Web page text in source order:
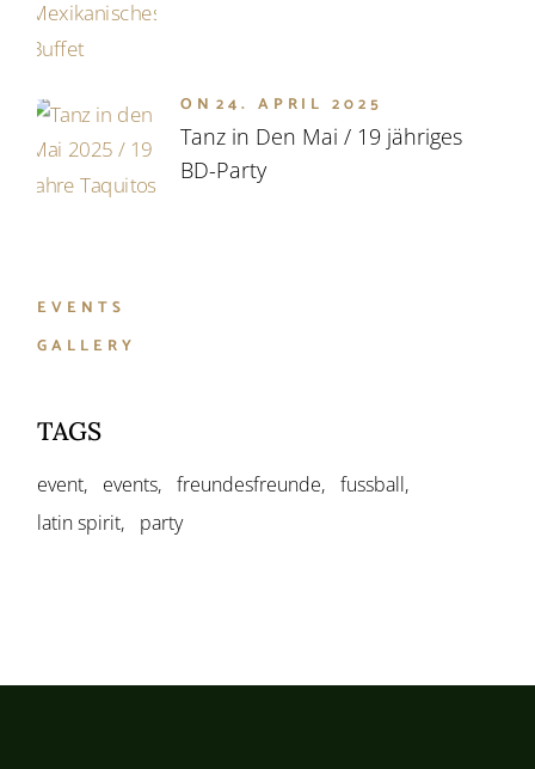
ON 24. APRIL 2025
Tanz in Den Mai / 19 jähriges
BD-Party
EVENTS
GALLERY
TAGS
event events freundesfreunde
fussball
latin spirit
party